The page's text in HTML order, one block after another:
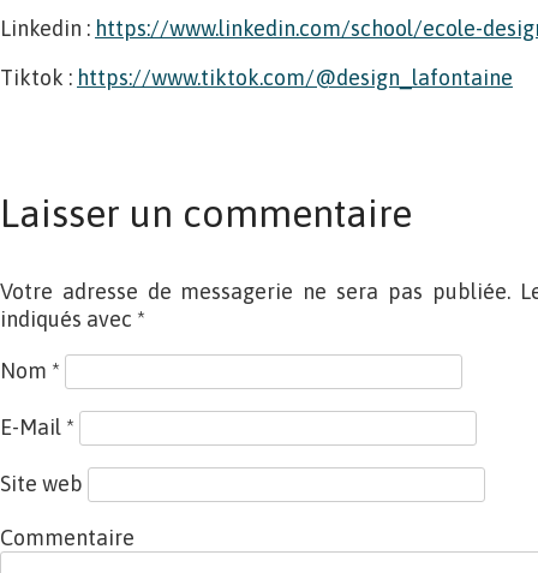
Linkedin : https://www.linkedin.com/school/ecole-
Tiktok : https://www.tiktok.com/@design_lafontaine
Laisser un commentaire
Votre adresse de messagerie ne sera pas publiée.
indiqués avec *
Nom *
E-Mail *
Site web
Commentaire